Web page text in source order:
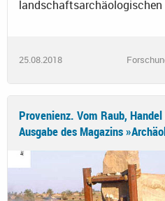
landschaftsarchäologischen
25.08.2018
Provenienz. Vom Raub,
Ausgabe des Magazins